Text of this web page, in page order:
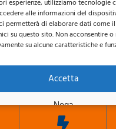
esperienze, utilizziamo tecnologie
alle informazioni del
permetterà di elaborare dati come
su questo sito. Non acconsentire
su alcune caratteristiche e
Accetta
Nega
Group Impianti Srls
CookiePolicy |